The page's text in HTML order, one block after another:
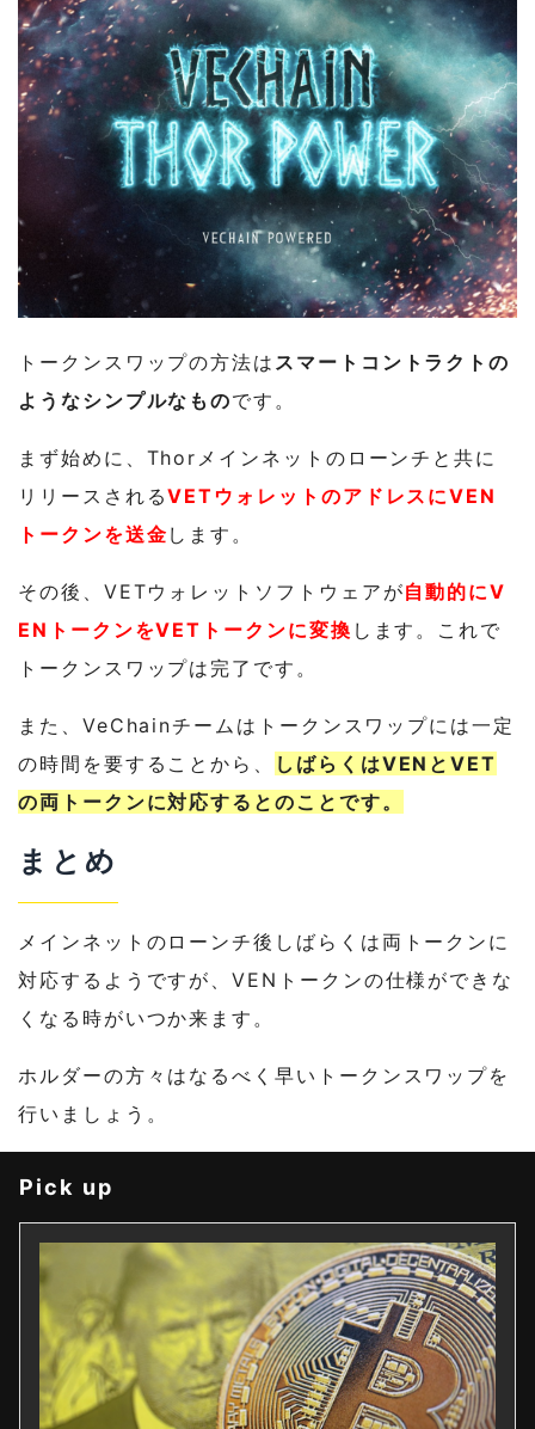
トークンスワップの方法は スマートコントラクトの
ようなシンプルなものです。
まず始めに、Thorメインネットのローンチと共に
リリースされるVETウォレットのアドレスにVEN
トークンを送金 します。
その後、VETウォレットソフトウェアが自動的にV
ENトークンをVETトークンに変換 します。これで
トークンスワップは完了です。
また、VeChainチームはトークンスワップには一定
の時間を要することから、
しばらくはVENとVET
の両トークンに対応するとのことです。
まとめ
メインネットのローンチ後しばらくは両トークンに
対応するようですが、VENトークンの仕様ができな
くなる時がいつか来ます。
ホルダーの方々はなるべく早いトークンスワップを
行いましょう。
Pick up